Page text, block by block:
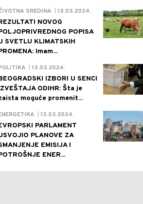
SREDINA 13.03.2024.
NOVOG
POPISA
SVETLU KLIMATSKIH
Imam...
13.03.2024.
IZBORI U SENCI
ODIHR: Šta je
moguće promenit...
13.03.2024.
PARLAMENT
PLANOVE ZA
EMISIJA I
ENER...